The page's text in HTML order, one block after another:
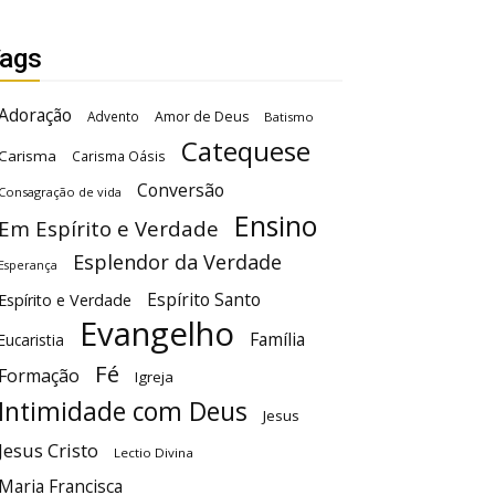
Advento Amor de Deus Batismo
Carisma Oásis Catequese
de vida Conversão
Espírito e Verdade Ensino
Esplendor da Verdade
e Verdade Espírito Santo
Evangelho
Família
Fé Igreja
com Deus Jesus
Cristo Lectio Divina
Francisca